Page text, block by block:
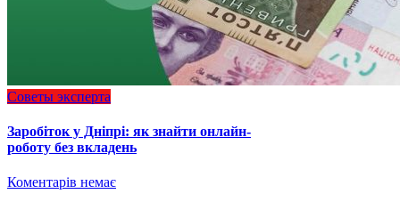
Советы эксперта
Заробіток у Дніпрі: як знайти онлайн-
роботу без вкладень
Коментарів немає